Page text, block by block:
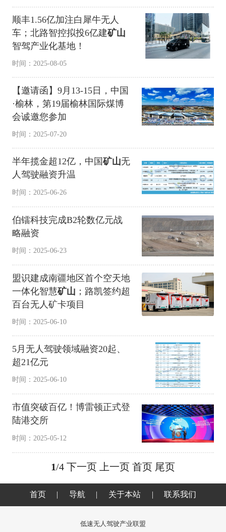
顺丰1.56亿加注白犀牛无人
车；北路智控拟投6亿建矿山
智驾产业化基地！
时间：2025-08-05
【邀请函】9月13-15日，中国
·榆林，第19届榆林国际煤博
会诚邀您参加
时间：2025-07-20
半年揽金超12亿，中国矿山无
人驾驶融资升温
时间：2025-06-26
伯镭科技完成B2轮数亿元战
略融资
时间：2025-06-23
盟识建成南疆地区首个空天地
一体化智慧矿山 ；路凯签约超
百台无人矿卡项目
时间：2025-06-10
5月无人驾驶领域融资20起、
超21亿元
时间：2025-06-10
市值突破百亿！博雷顿正式登
陆港交所
时间：2025-05-12
1/4 下一页 上一页 首页 尾页
首页 导航 关于本站 联系我们
低速无人驾驶产业联盟